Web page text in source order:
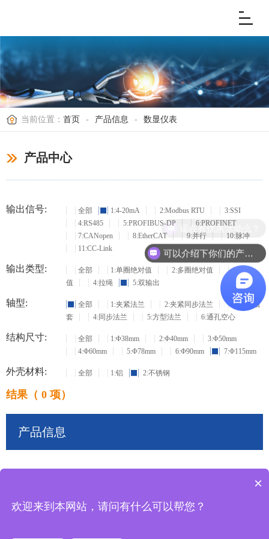
当前位置： 首页 - 产品信息 - 数显仪表
产品中心
输出信号: 全部 1:4-20mA 2:Modbus RTU
3:SSI
4:RS485
5:PROFIBUS-DP
6:PROFINET
7:CANopen
8:EtherCAT 9:并行
10:脉冲
11:CC-Link
输出类型: 全部 1:单圈绝对值 2:多圈绝对值
3:增量
值
4:拉绳 5:双输出
轴型: 全部 1:夹紧法兰 2:夹紧同步法兰
3:盲孔轴
套
4:同步法兰 5:方型法兰 6:通孔空心
结构尺寸: 全部 1:Φ38mm 2:Φ40mm
3:Φ50mm
4:Φ60mm
5:Φ78mm 6:Φ90mm 7:Φ115mm
外壳材料: 全部 1:铝 2:不锈钢
结果（ 0 项）
产品信息
可以介绍下你们的产品么？
现在有优惠活动么？
×
欢迎来到本网站，请问有什么可以帮您？